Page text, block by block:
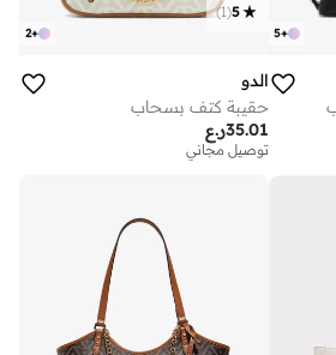
+
5
+
2
5
(
1
)
الدو
حقيبة كتف بسحاب
ر.ع35.01
توصيل مجاني